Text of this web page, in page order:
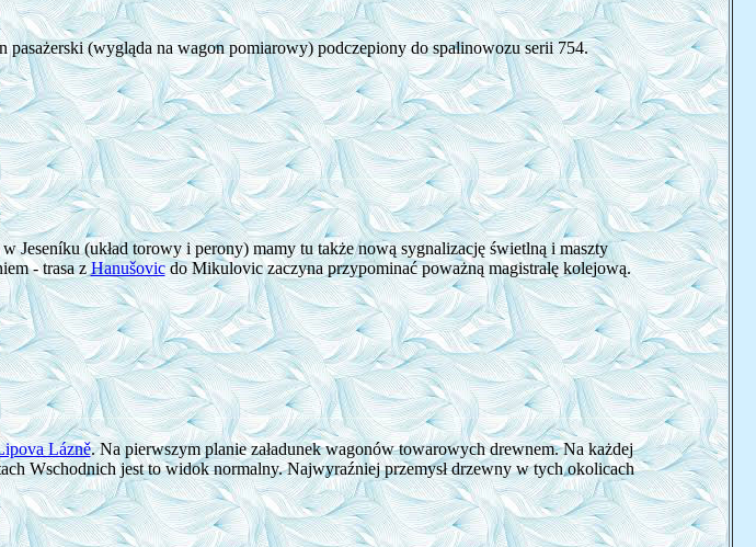
pasażerski (wygląda na wagon pomiarowy) podczepiony do spalinowozu serii 754.
Jeseníku (układ torowy i perony) mamy tu także nową sygnalizację świetlną i maszty
- trasa zHanušovicdo Mikulovic zaczyna przypominać poważną magistralę kolejową.
Lázně. Na pierwszym planie załadunek wagonów towarowych drewnem. Na każdej
Wschodnich jest to widok normalny. Najwyraźniej przemysł drzewny w tych okolicach